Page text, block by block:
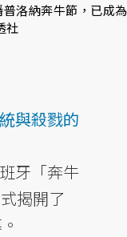
洛納奔牛節，已成為
社
與殺戮的
牙「奔牛
揭開了